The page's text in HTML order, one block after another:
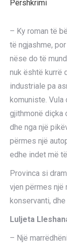
Përshkrimi
– Ky roman të
të ngjashme,
nëse do të
nuk është kurrë
industriale pa
komuniste.
gjithmonë diçka
dhe nga një
përmes një
edhe indet më
Provinca si
vjen përmes një
konservanti,
Luljeta
– Një